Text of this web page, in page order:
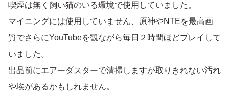
喫煙は無く飼い猫のいる環境で使用していました。
マイニングには使用していません、原神やNTEを最高画
質でさらにYouTubeを観ながら毎日２時間ほどプレイして
いました。
出品前にエアーダスターで清掃しますが取りきれない汚れ
や埃があるかもしれません。